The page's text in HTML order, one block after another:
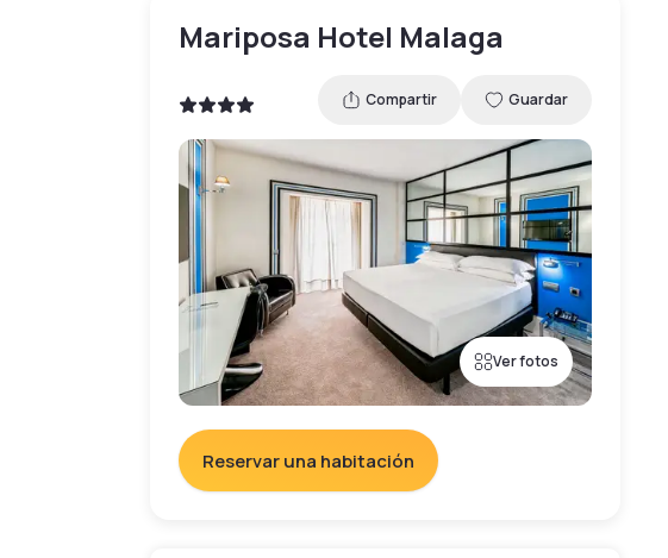
Mariposa Hotel Malaga
Compartir Guardar
Ver fotos
Reservar una habitación